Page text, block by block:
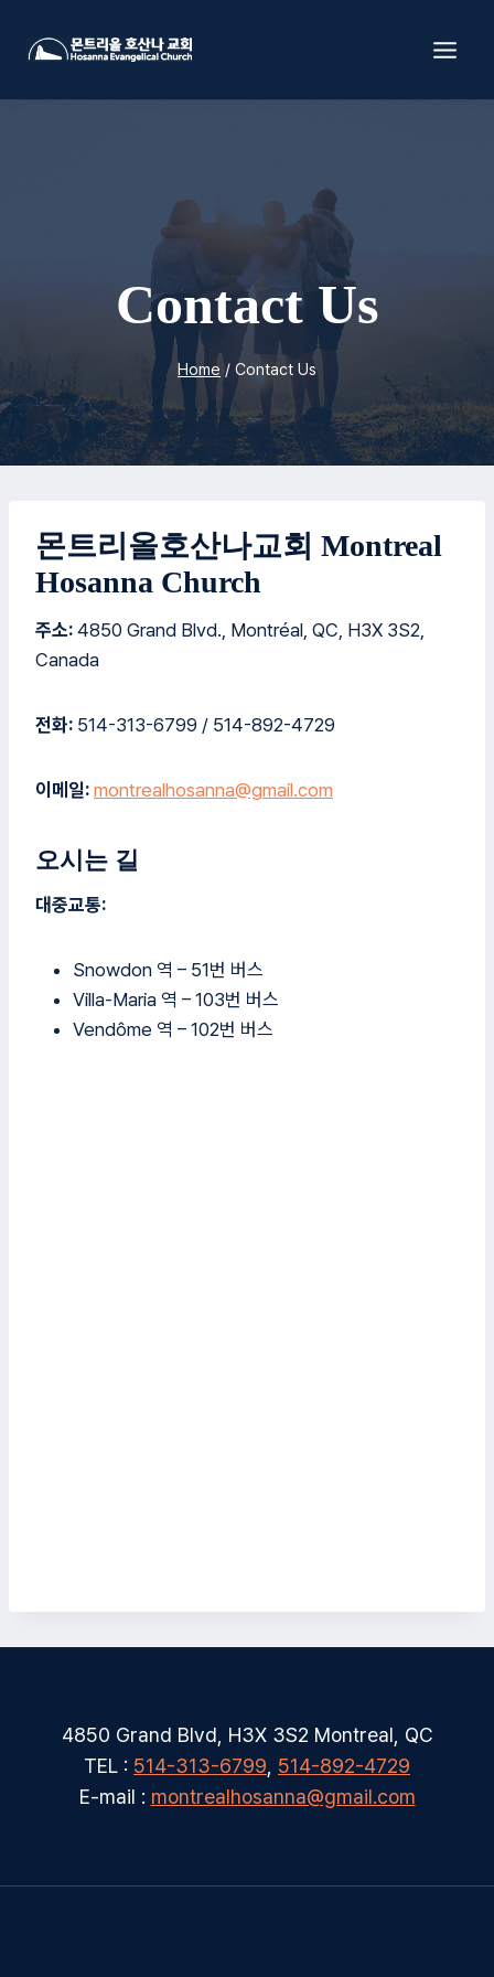
Contact Us
Home / Contact Us
몬트리올호산나교회 Montreal
Hosanna Church
주소: 4850 Grand Blvd., Montréal, QC, H3X 3S2,
Canada
전화: 514-313-6799 / 514-892-4729
이메일: montrealhosanna@gmail.com
오시는 길
대중교통:
Snowdon 역 – 51번 버스
Villa-Maria 역 – 103번 버스
Vendôme 역 – 102번 버스
4850 Grand Blvd, H3X 3S2 Montreal, QC
TEL : 514-313-6799 514-892-4729
E-mail : montrealhosanna@gmail.com